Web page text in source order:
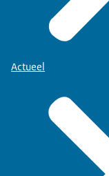
Actueel